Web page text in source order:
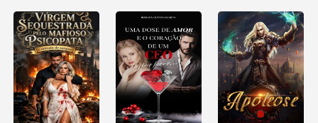
Veja-me Brilhar